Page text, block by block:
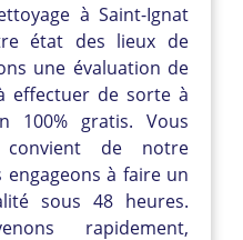
à Saint-Ignat
état des lieux de
une évaluation de
effectuer de sorte à
100% gratis. Vous
convient de notre
engageons à faire un
sous 48 heures.
rapidement,